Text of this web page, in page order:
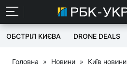
ОБСТРІЛ КИЄВА DRONE DEALS
Головна » Новини » Київ новини